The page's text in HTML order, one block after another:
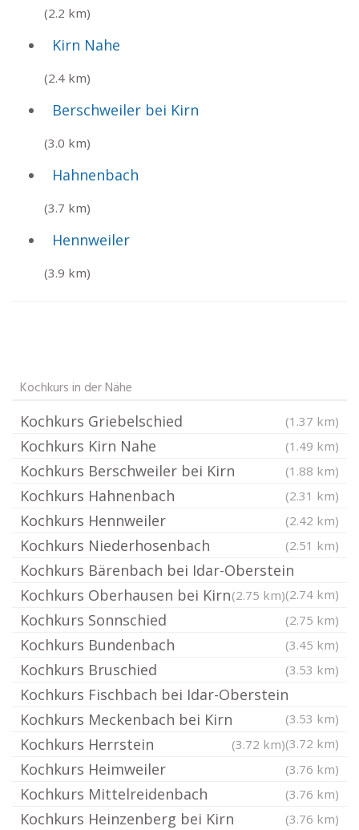
(2.2 km)
Kirn Nahe
(2.4 km)
Berschweiler bei Kirn
(3.0 km)
Hahnenbach
(3.7 km)
Hennweiler
(3.9 km)
Kochkurs in der Nähe
Kochkurs Griebelschied (1.37 km)
Kochkurs Kirn Nahe (1.49 km)
Kochkurs Berschweiler bei Kirn (1.88 km)
Kochkurs Hahnenbach (2.31 km)
Kochkurs Hennweiler (2.42 km)
Kochkurs Niederhosenbach (2.51 km)
Kochkurs Bärenbach bei Idar-Oberstein
(2.74 km)
Kochkurs Oberhausen bei Kirn(2.75 km)
Kochkurs Sonnschied (2.75 km)
Kochkurs Bundenbach (3.45 km)
Kochkurs Bruschied (3.53 km)
Kochkurs Fischbach bei Idar-Oberstein
(3.53 km)
Kochkurs Meckenbach bei Kirn
(3.72 km)
Kochkurs Herrstein (3.72 km)
Kochkurs Heimweiler (3.76 km)
Kochkurs Mittelreidenbach (3.76 km)
Kochkurs Heinzenberg bei Kirn (3.76 km)